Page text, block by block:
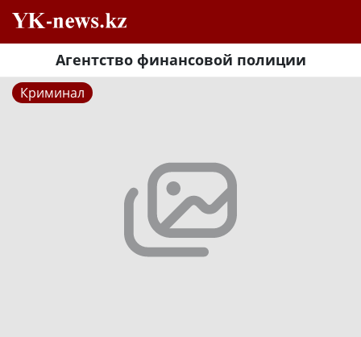
Агентство финансовой полиции
Криминал